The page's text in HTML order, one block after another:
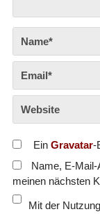
Ein Gravatar-
Name, E-
meinen nächsten
Mit der